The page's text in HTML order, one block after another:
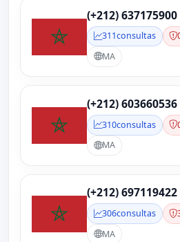
(+212) 637175900
311consultas
MA
(+212) 603660536
310consultas
MA
(+212) 697119422
306consultas
MA